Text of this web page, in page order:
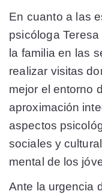
En cuanto a las
psicóloga
la familia en las
realizar visitas
mejor el entorno
aproximación
aspectos
sociales y
mental de los
Ante la urgencia